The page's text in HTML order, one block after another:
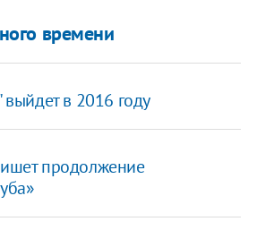
времени
в 2016 году
продолжение